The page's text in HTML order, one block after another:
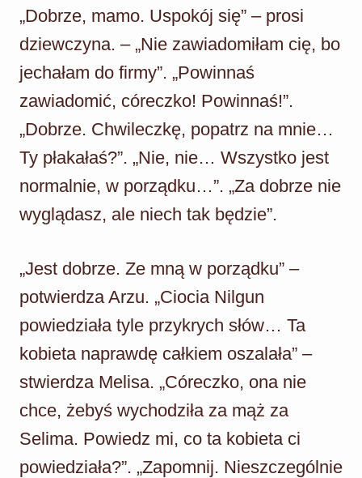
„Dobrze, mamo. Uspokój się” – prosi
dziewczyna. – „Nie zawiadomiłam cię, bo
jechałam do firmy”. „Powinnaś
zawiadomić, córeczko! Powinnaś!”.
„Dobrze. Chwileczkę, popatrz na mnie…
Ty płakałaś?”. „Nie, nie… Wszystko jest
normalnie, w porządku…”. „Za dobrze nie
wyglądasz, ale niech tak będzie”.
„Jest dobrze. Ze mną w porządku” –
potwierdza Arzu. „Ciocia Nilgun
powiedziała tyle przykrych słów… Ta
kobieta naprawdę całkiem oszalała” –
stwierdza Melisa. „Córeczko, ona nie
chce, żebyś wychodziła za mąż za
Selima. Powiedz mi, co ta kobieta ci
powiedziała?”. „Zapomnij. Nieszczególnie